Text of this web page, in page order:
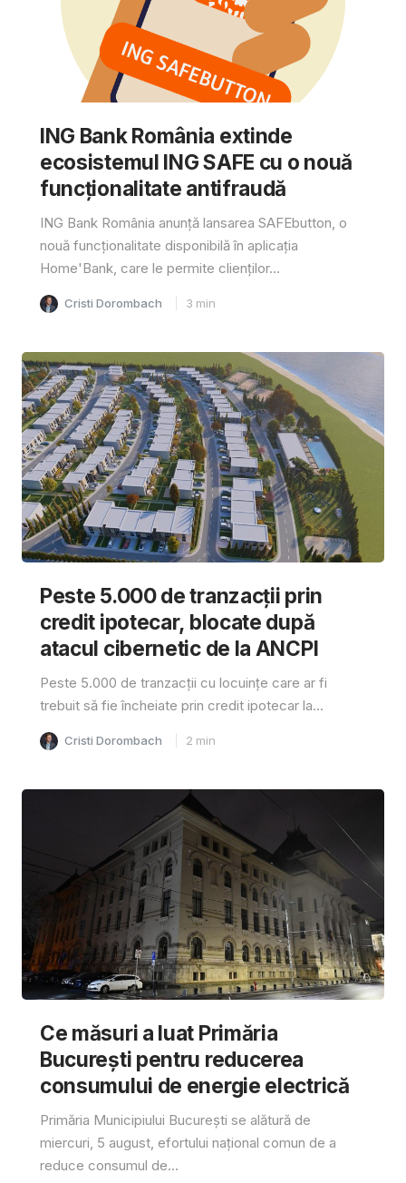
ING Bank România extinde
ecosistemul ING SAFE cu o nouă
funcționalitate antifraudă
ING Bank România anunță lansarea SAFEbutton, o
nouă funcționalitate disponibilă în aplicația
Home'Bank, care le permite clienților...
Cristi Dorombach 3 min
Peste 5.000 de tranzacții prin
credit ipotecar, blocate după
atacul cibernetic de la ANCPI
Peste 5.000 de tranzacții cu locuințe care ar fi
trebuit să fie încheiate prin credit ipotecar la...
Cristi Dorombach 2 min
Ce măsuri a luat Primăria
București pentru reducerea
consumului de energie electrică
Primăria Municipiului București se alătură de
miercuri, 5 august, efortului național comun de a
reduce consumul de...